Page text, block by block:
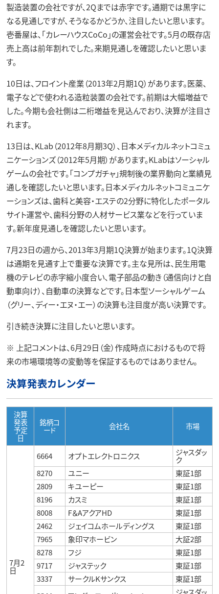
製造装置の会社ですが、2Qまでは赤字です。通期では黒字に
なる見通しですが、そうなるかどうか、注目したいと思います。
壱番屋は、「カレーハウスCoCo」の運営会社です。5月の既存店
売上高は前年割れでした。来期見通しを確認したいと思いま
す。
10日は、フロイント産業（2013年2月期1Q）があります。医薬、
電子などで使われる造粒装置の会社です。前期は大幅増益で
した。今期も会社側は二桁増益を見込んでおり、決算が注目さ
れます。
13日は、KLab（2012年8月期3Q）、日本メディカルネットコミュ
ニケーションズ（2012年5月期）があります。KLabはソーシャル
ゲームの会社です。「コンプガチャ」規制後の業界動向と業績見
通しを確認したいと思います。日本メディカルネットコミュニケ
ーションズは、歯科と美容・エステの2分野に特化したポータル
サイト運営や、歯科分野の人材サービス業などを行っていま
す。新年度見通しを確認したいと思います。
7月23日の週から、2013年3月期1Q決算が始まります。1Q決算
は通期を見通す上で重要な決算です。主な見所は、民生用電
機のテレビの赤字縮小度合い、電子部品の動き（通信向けと自
動車向け）、自動車の決算などです。日本型ソーシャルゲーム
（グリー、ディー・エヌ・エー）の決算も注目度が高い決算です。
引き続き決算に注目したいと思います。
※ 上記コメントは、6月29日（金）作成時点におけるもので将
来の市場環境等の変動等を保証するものではありません。
決算発表カレンダー
決算
発表
予定
日
銘柄コ
ード 会社名 市場
7月2
日
6664 オプトエレクトロニクス ジャスダッ
ク
8270
ユニー
東証1部
2809
キユーピー
東証1部
8196
カスミ
東証1部
8008
F＆AアクアHD
東証1部
2462
ジェイコムホールディングス
東証1部
7965
象印マホービン
大証2部
8278
フジ
東証1部
9717
ジャステック
東証1部
3337
サークルKサンクス
東証1部
ジャスダッ